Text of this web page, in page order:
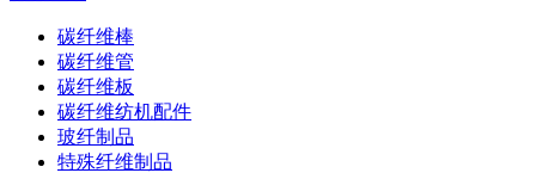
碳纤维棒
碳纤维管
碳纤维板
碳纤维纺机配件
玻纤制品
特殊纤维制品